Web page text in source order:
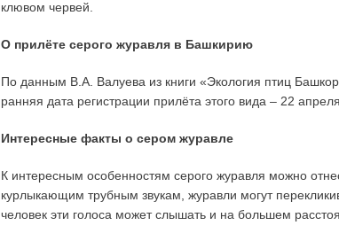
клювом червей.
О прилёте серого журавля в Башкирию
По данным В.А. Валуева из книги «Экология птиц
ранняя дата регистрации прилёта этого вида – 22 апреля.
Интересные факты о сером журавле
К интересным особенностям серого журавля можно
курлыкающим трубным звукам, журавли могут
человек эти голоса может слышать и на большем